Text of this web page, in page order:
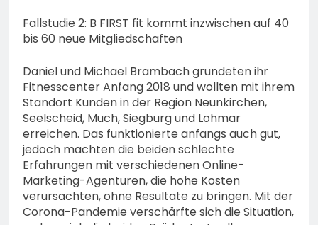
Fallstudie 2: B FIRST fit kommt inzwischen auf 40
bis 60 neue Mitgliedschaften
Daniel und Michael Brambach gründeten ihr
Fitnesscenter Anfang 2018 und wollten mit ihrem
Standort Kunden in der Region Neunkirchen,
Seelscheid, Much, Siegburg und Lohmar
erreichen. Das funktionierte anfangs auch gut,
jedoch machten die beiden schlechte
Erfahrungen mit verschiedenen Online-
Marketing-Agenturen, die hohe Kosten
verursachten, ohne Resultate zu bringen. Mit der
Corona-Pandemie verschärfte sich die Situation,